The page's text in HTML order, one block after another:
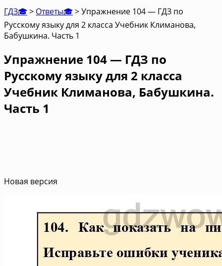
ГДЗ🎓> Ответы🎓>Упражнение 104 — ГДЗ по
Русскому языку для 2 класса Учебник Климанова,
Бабушкина. Часть 1
Упражнение 104 — ГДЗ по
Русскому языку для 2 класса
Учебник Климанова, Бабушкина.
Часть 1
Новая версия